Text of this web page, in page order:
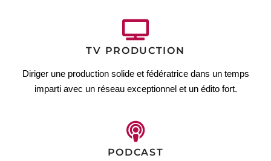
TV PRODUCTION
Diriger une production solide et fédératrice dans un temps
imparti avec un réseau exceptionnel et un édito fort.
PODCAST